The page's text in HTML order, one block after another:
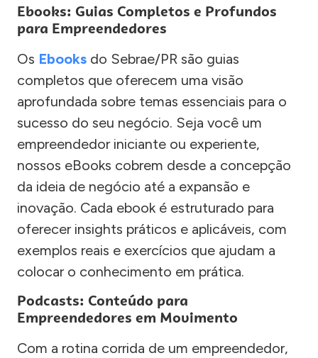
Ebooks: Guias Completos e Profundos
para Empreendedores
Os Ebooks do Sebrae/PR são guias
completos que oferecem uma visão
aprofundada sobre temas essenciais para o
sucesso do seu negócio. Seja você um
empreendedor iniciante ou experiente,
nossos eBooks cobrem desde a concepção
da ideia de negócio até a expansão e
inovação. Cada ebook é estruturado para
oferecer insights práticos e aplicáveis, com
exemplos reais e exercícios que ajudam a
colocar o conhecimento em prática.
Podcasts: Conteúdo para
Empreendedores em Movimento
Com a rotina corrida de um empreendedor,